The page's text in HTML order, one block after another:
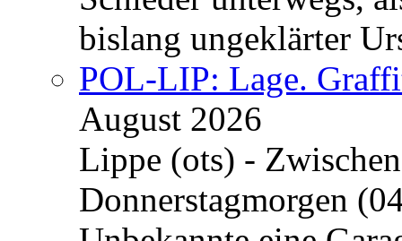
bislang ungeklärter
POL-LIP: Lage.
August 2026
Lippe (ots) -
Donnerstagmorgen